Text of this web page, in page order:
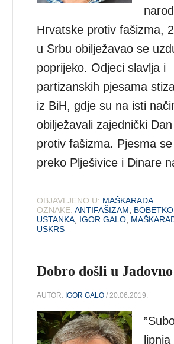
Hrvatske protiv fašizma,
u Srbu obilježavao se
poprijeko. Odjeci slavlja i
partizanskih pjesama
iz BiH, gdje su na isti
obilježavali zajednički
protiv fašizma. Pjesma
preko Plješivice i Dinare
OBJAVLJENO U: MAŠKARADA
OZNAKE: ANTIFAŠIZAM, BOBETKO
USTANKA, IGOR GALO,
USKRS
Dobro došli u Jadovno
AUTOR: IGOR GALO / 20.06.2019.